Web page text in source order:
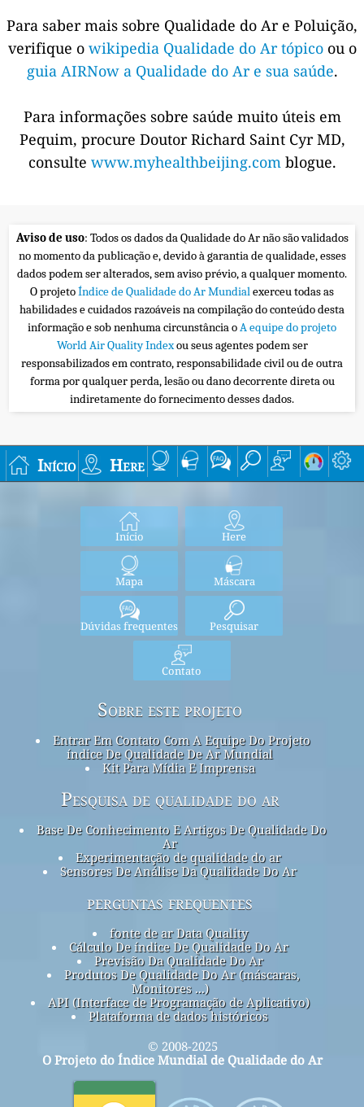
Para saber mais sobre Qualidade do Ar e Poluição,
verifique o wikipedia Qualidade do Ar tópico ou o
guia AIRNow a Qualidade do Ar e sua saúde.
Para informações sobre saúde muito úteis em
Pequim, procure Doutor Richard Saint Cyr MD,
consulte www.myhealthbeijing.com blogue.
Aviso de uso: Todos os dados da Qualidade do Ar não são validados
no momento da publicação e, devido à garantia de qualidade, esses
dados podem ser alterados, sem aviso prévio, a qualquer momento.
O projetoÍndice de Qualidade do Ar Mundialexerceu todas as
habilidades e cuidados razoáveis na compilação do conteúdo desta
informação e sob nenhuma circunstância oA equipe do projeto
World Air Quality Indexou seus agentes podem ser
responsabilizados em contrato, responsabilidade civil ou de outra
forma por qualquer perda, lesão ou dano decorrente direta ou
indiretamente do fornecimento desses dados.
Início Here
Início Here
Mapa Máscara
Dúvidas frequentes Pesquisar
Contato
Sobre este projeto
Entrar Em Contato Com A Equipe Do Projeto
índice De Qualidade De Ar Mundial
Kit Para Mídia E Imprensa
Pesquisa de qualidade do ar
Base De Conhecimento E Artigos De Qualidade Do
Ar
Experimentação de qualidade do ar
Sensores De Análise Da Qualidade Do Ar
perguntas frequentes
fonte de ar Data Quality
Cálculo De índice De Qualidade Do Ar
Previsão Da Qualidade Do Ar
Produtos De Qualidade Do Ar (máscaras,
Monitores ...)
API (Interface de Programação de Aplicativo)
Plataforma de dados históricos
© 2008-2025
O Projeto do Índice Mundial de Qualidade do Ar